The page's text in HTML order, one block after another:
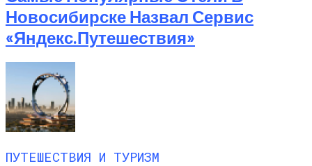
Любитель Приключенческого Туризма
Нашел В Америке Алмаз Весом 7.46
Карата
Новосибирске Назвал Сервис
«Яндекс.Путешествия»
ПУТЕШЕСТВИЯ И ТУРИЗМ